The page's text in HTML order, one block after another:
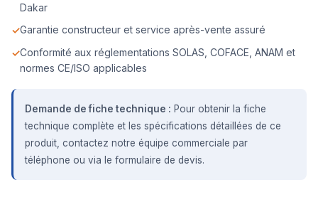
Dakar
Garantie constructeur et service après-vente assuré
Conformité aux réglementations SOLAS, COFACE, ANAM et
normes CE/ISO applicables
Demande de fiche technique : Pour obtenir la fiche
technique complète et les spécifications détaillées de ce
produit, contactez notre équipe commerciale par
téléphone ou via le formulaire de devis.